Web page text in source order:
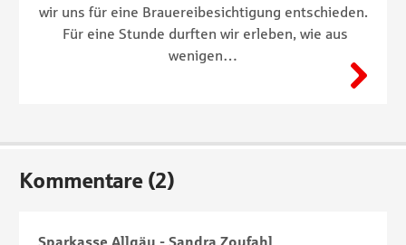
wir uns für eine Brauereibesichtigung entschieden.
Für eine Stunde durften wir erleben, wie aus
wenigen…
Kommentare (2)
Sparkasse Allgäu - Sandra Zoufahl